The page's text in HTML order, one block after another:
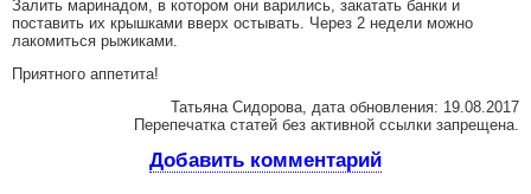
Залить маринадом, в котором они варились, закатать банки и
поставить их крышками вверх остывать. Через 2 недели можно
лакомиться рыжиками.
Приятного аппетита!
Татьяна Сидорова, дата обновления: 19.08.2017
Перепечатка статей без активной ссылки запрещена.
Добавить комментарий